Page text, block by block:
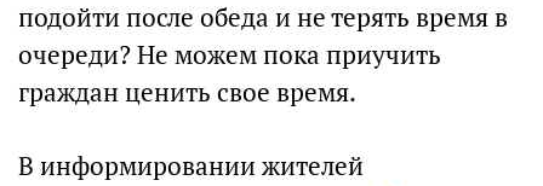
подойти после обеда и не терять время в
очереди? Не можем пока приучить
граждан ценить свое время.
В информировании жителей